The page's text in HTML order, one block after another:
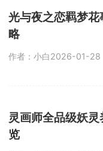
光与夜之恋羁梦
略
作者：小白2026-01-28
灵画师全品级妖
览